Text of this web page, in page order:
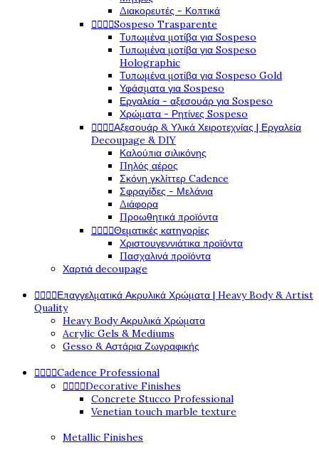
Διακορευτές - Κοπτικά
Sospeso Trasparente
Τυπωμένα μοτίβα για Sospeso
Τυπωμένα μοτίβα για Sospeso
Holographic
Τυπωμένα μοτίβα για Sospeso Gold
Υφάσματα για Sospeso
Εργαλεία - αξεσουάρ για Sospeso
Χρώματα - Ρητίνες Sospeso
Αξεσουάρ & Υλικά Χειροτεχνίας | Εργαλεία
Decoupage & DIY
Καλούπια σιλικόνης
Πηλός αέρος
Σκόνη γκλίττερ Cadence
Σφραγίδες - Μελάνια
Διάφορα
Προωθητικά προϊόντα
Θεματικές κατηγορίες
Χριστουγεννιάτικα προϊόντα
Πασχαλινά προϊόντα
Χαρτιά decoupage
Επαγγελματικά Ακρυλικά Χρώματα | Heavy Body & Artist
Quality
Heavy Body Ακρυλικά Χρώματα
Acrylic Gels & Mediums
Gesso & Αστάρια Ζωγραφικής
Cadence Professional
Decorative Finishes
Concrete Stucco Professional
Venetian touch marble texture
Metallic Finishes